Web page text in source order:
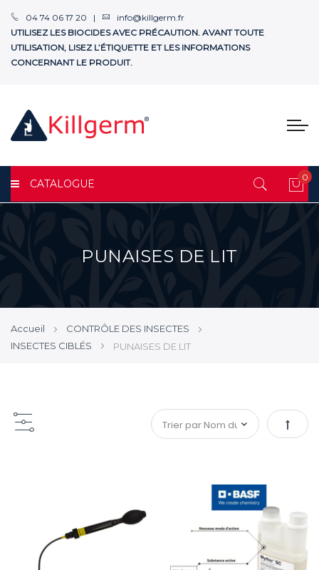
04 74 06 17 20 |
info@killgerm.fr
UTILISEZ LES BIOCIDES AVEC PRÉCAUTION. AVANT TOUTE
UTILISATION, LISEZ L’ÉTIQUETTE ET LES INFORMATIONS
CONCERNANT LE PRODUIT.
CATALOGUE
0
PUNAISES DE LIT
Accueil
CONTRÔLE DES INSECTES
INSECTES CIBLÉS
PUNAISES DE LIT
Par